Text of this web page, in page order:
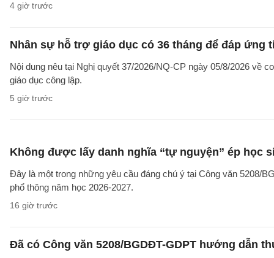
4 giờ trước
Nhân sự hỗ trợ giáo dục có 36 tháng để đáp
Nội dung nêu tại Nghị quyết 37/2026/NQ-CP ngày 05/8/2026
giáo dục công lập.
5 giờ trước
Không được lấy danh nghĩa “tự nguyện” ép học
Đây là một trong những yêu cầu đáng chú ý tại Công văn 5208/
phổ thông năm học 2026-2027.
16 giờ trước
Đã có Công văn 5208/BGDĐT-GDPT hướng dẫn